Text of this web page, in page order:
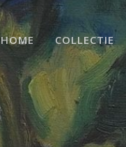
HOME COLLECTIE